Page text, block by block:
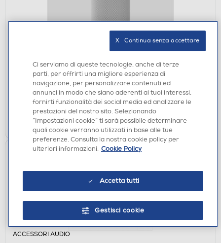
SONOS - Altoparlante wireless PLAY-Bianco
€ 349,00
Acquisto online: disponibile
Ritiro in negozio in 30' gratuito:verifica
AGGIUNGI
ACCESSORI AUDIO
Ci serviamo di queste tecnologie, anche di terze
parti, per offrirti una migliore esperienza di
navigazione, per personalizzare contenuti ed
annunci in modo che siano aderenti ai tuoi interessi,
fornirti funzionalità dei social media ed analizzare le
prestazioni del nostro sito. Selezionando
“Impostazioni cookie” ti sarà possibile determinare
quali cookie verranno utilizzati in base alle tue
preferenze. Consulta la nostra cookie policy per
ulteriori informazioni. Cookie Policy
Accetta tutti
Gestisci cookie
X   Continua senza accettare